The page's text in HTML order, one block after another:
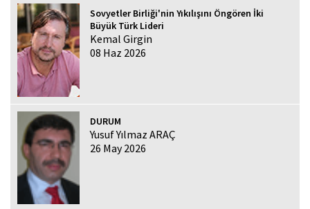
Sovyetler Birliği'nin Yıkılışını Öngören İki
Büyük Türk Lideri
Kemal Girgin
08 Haz 2026
DURUM
Yusuf Yılmaz ARAÇ
26 May 2026